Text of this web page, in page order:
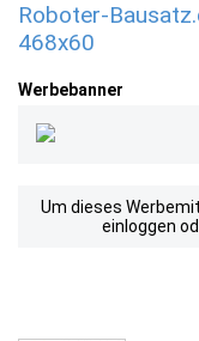
Roboter-
468x60
Werbebanner
Um dieses
einloggen